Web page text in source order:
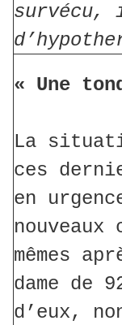
survécu,
« Une
La
ces
en
mêmes
dame de
d’eux,